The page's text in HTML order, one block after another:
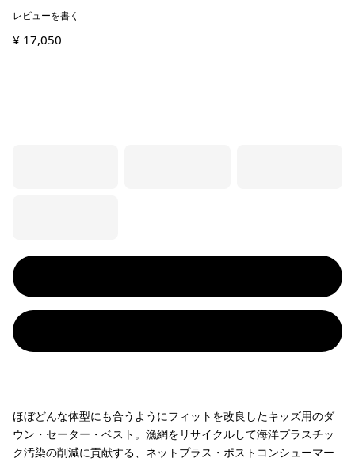
レビューを書く
¥ 17,050
ほぼどんな体型にも合うようにフィットを改良したキッズ用のダ
ウン・セーター・ベスト。漁網をリサイクルして海洋プラスチッ
ク汚染の削減に貢献する、ネットプラス・ポストコンシューマー